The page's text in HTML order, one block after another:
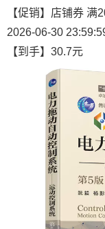
【促销】店铺券
2026-06-30
【到手】30.7元